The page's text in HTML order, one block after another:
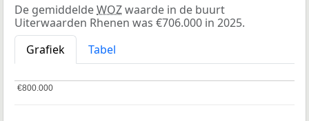
De gemiddeldeWOZwaarde in de buurt
Uiterwaarden Rhenen was €706.000 in 2025.
Grafiek
Tabel
€800.000
€800.000